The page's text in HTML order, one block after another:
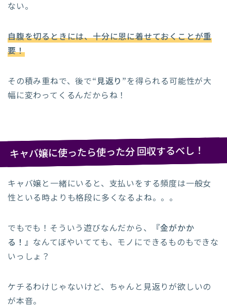
ない。
自腹を切るときには、十分に恩に着せておくことが重
要！
その積み重ねで、後で“見返り”を得られる可能性が大
幅に変わってくるんだからね！
キャバ嬢に使ったら使った分 回収するべし！
キャバ嬢と一緒にいると、支払いをする頻度は一般女
性といる時よりも格段に多くなるよね。。。
でもでも！そういう遊びなんだから、
『金がかか
る！』 なんてぼやいてても、モノにできるものもできな
いっしょ？
ケチるわけじゃないけど、ちゃんと見返りが欲しいの
が本音。